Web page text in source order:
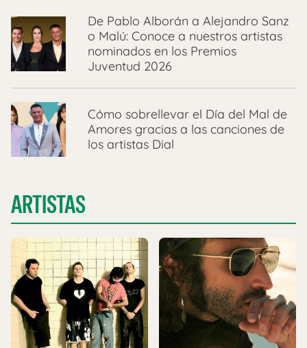
De Pablo Alborán a Alejandro Sanz
o Malú: Conoce a nuestros artistas
nominados en los Premios
Juventud 2026
Cómo sobrellevar el Día del Mal de
Amores gracias a las canciones de
los artistas Dial
ARTISTAS